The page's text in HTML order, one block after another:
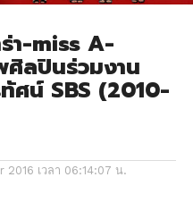
า-miss A-
ลปินร่วมงาน
ศน์ SBS (2010-
2016 เวลา 06:14:07 น.